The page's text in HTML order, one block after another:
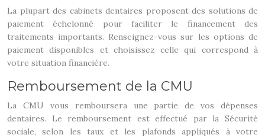
La plupart des cabinets dentaires proposent des solutions de
paiement échelonné pour faciliter le financement des
traitements importants. Renseignez-vous sur les options de
paiement disponibles et choisissez celle qui correspond à
votre situation financière.
Remboursement de la CMU
La CMU vous remboursera une partie de vos dépenses
dentaires. Le remboursement est effectué par la Sécurité
sociale, selon les taux et les plafonds appliqués à votre